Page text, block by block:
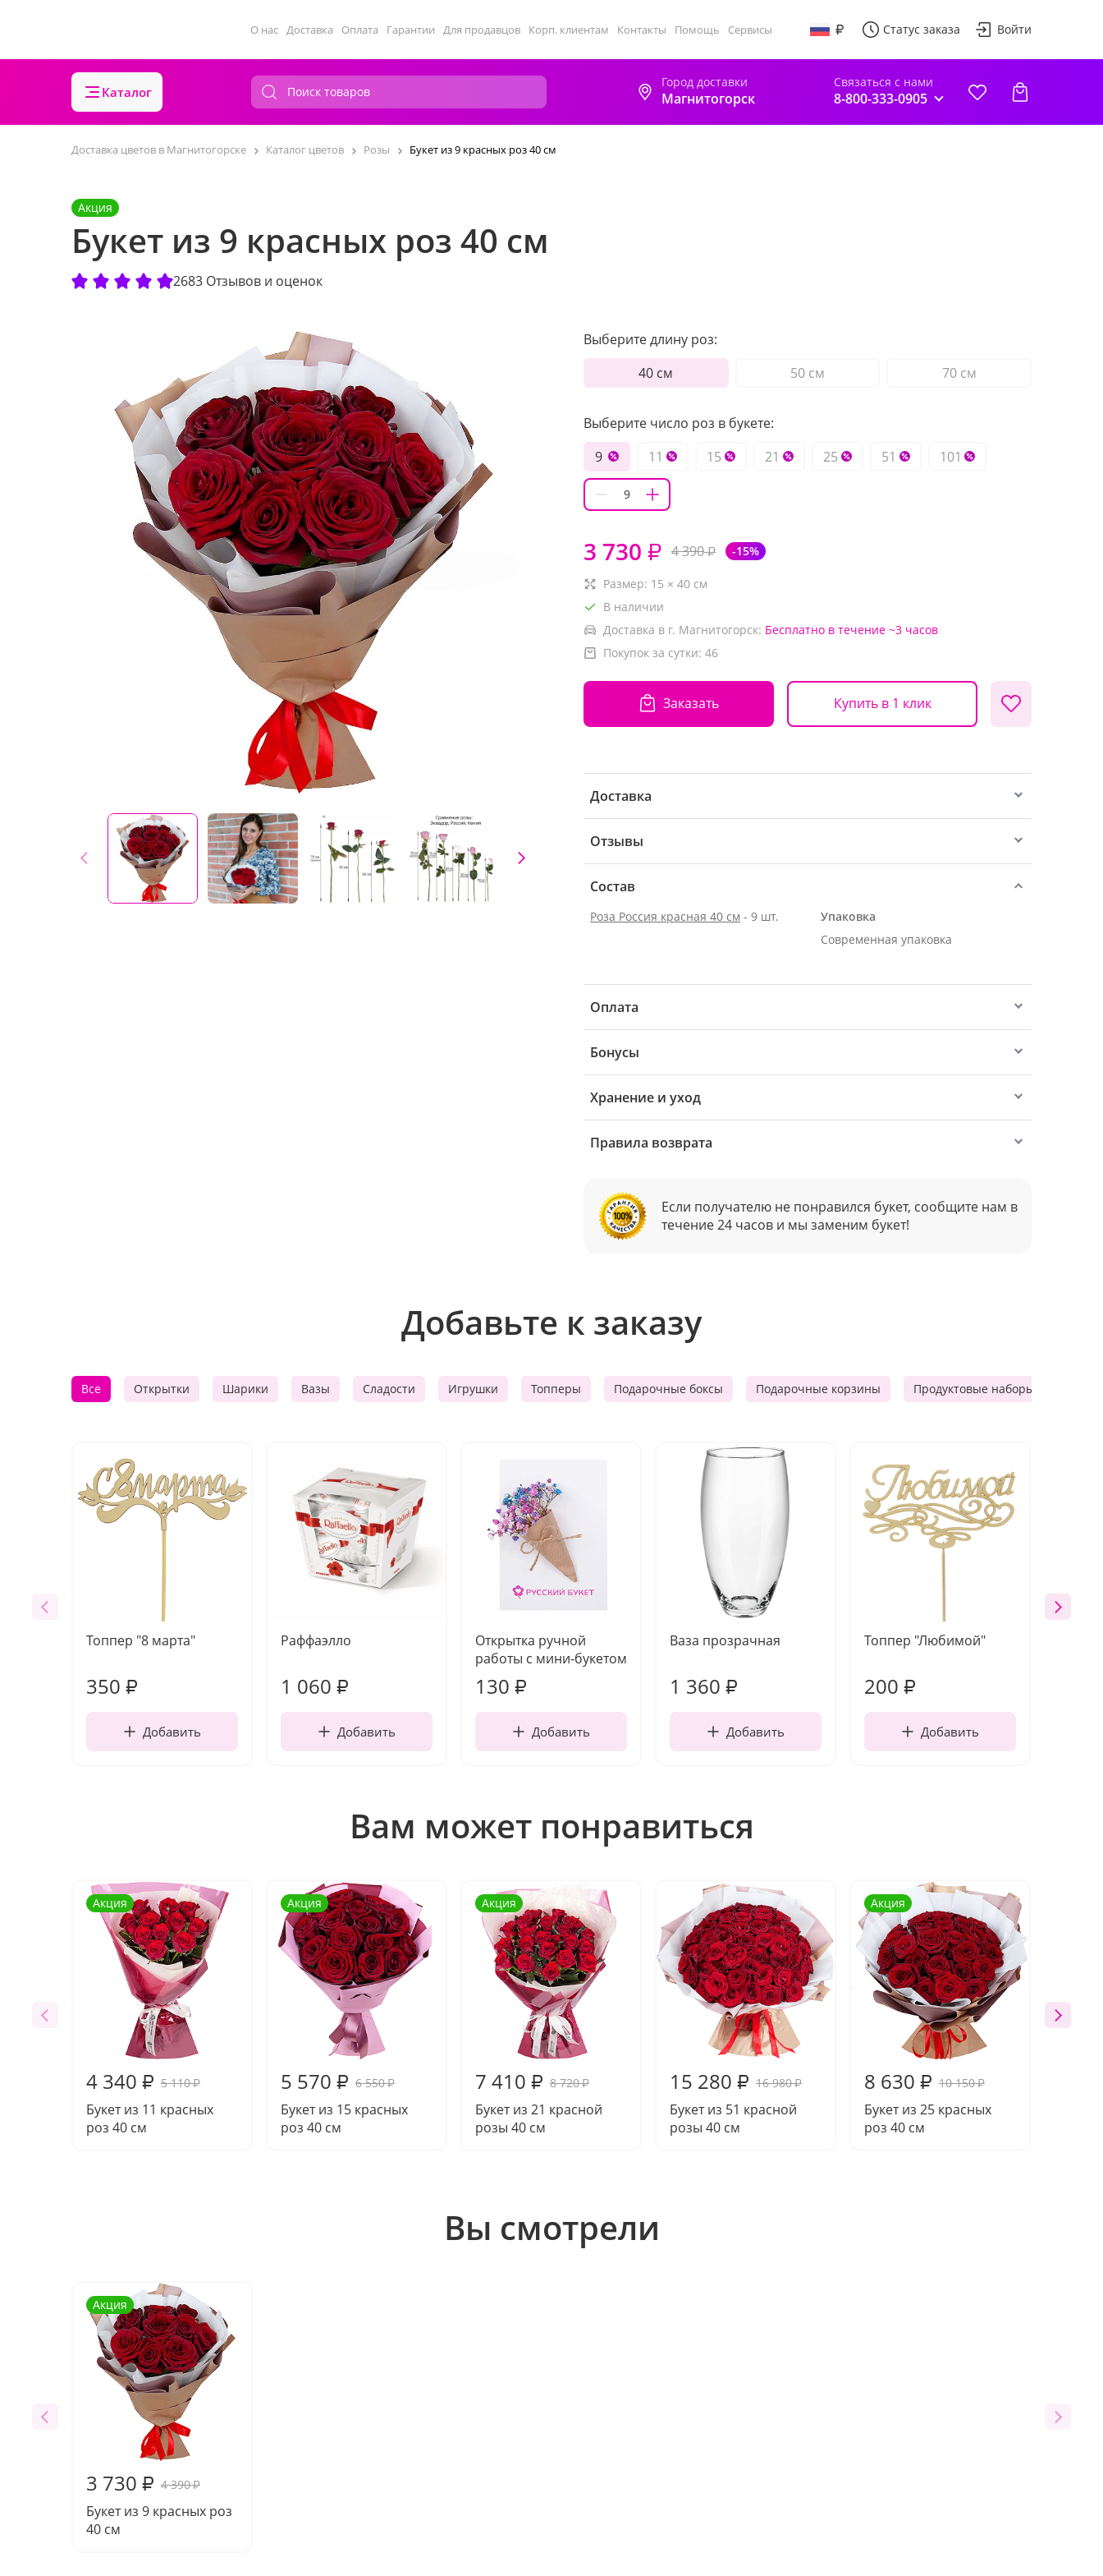
О нас Доставка Оплата Гарантии Для продавцов Корп. клиентам Контакты Помощь Сервисы Статус заказа Войти
Каталог
Город доставки
Магнитогорск
Связаться с нами
8-800-333-0905
Доставка цветов в Магнитогорске Каталог цветов Розы Букет из 9 красных роз 40 см
Акция
Букет из 9 красных роз 40 см
2683 Отзывов и оценок
Выберите длину роз:
40 см
50 см 70 см
Выберите число роз в букете:
9
11 15 21 25 51 101
3 730 ₽ 4 390₽ -15%
Размер: 15 × 40 см
В наличии
Доставка в г. Магнитогорск: Бесплатно в течение ~3 часов
Покупок за сутки: 46
Заказать Купить в 1 клик
Доставка
Отзывы
Состав
Роза Россия красная 40 см - 9 шт.
Упаковка
Современная упаковка
Оплата
Бонусы
Хранение и уход
Правила возврата
Если получателю не понравился букет, сообщите нам в
течение 24 часов и мы заменим букет!
Добавьте к заказу
Все Открытки Шарики Вазы Сладости Игрушки Топперы Подарочные боксы Подарочные корзины Продуктовые наборы
Топпер "8 марта"
350 ₽
Добавить
Раффаэлло
1 060 ₽
Добавить
Открытка ручной
работы с мини-букетом
130 ₽
Добавить
Ваза прозрачная
1 360 ₽
Добавить
Топпер "Любимой"
200 ₽
Добавить
Вам может понравиться
Акция
4 340 ₽ 5 110₽
Букет из 11 красных
роз 40 см
Акция
5 570 ₽ 6 550₽
Букет из 15 красных
роз 40 см
Акция
7 410 ₽ 8 720₽
Букет из 21 красной
розы 40 см
15 280 ₽ 16 980₽
Букет из 51 красной
розы 40 см
Акция
8 630 ₽ 10 150₽
Букет из 25 красных
роз 40 см
Вы смотрели
Акция
3 730 ₽ 4 390₽
Букет из 9 красных роз
40 см